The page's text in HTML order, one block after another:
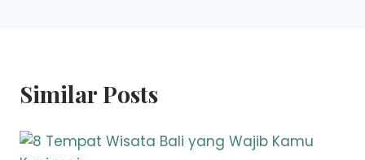
Similar Posts